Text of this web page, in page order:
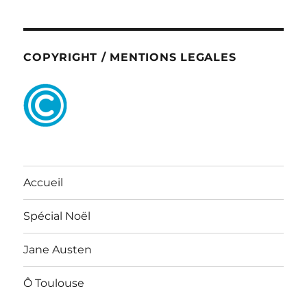
COPYRIGHT / MENTIONS LEGALES
Accueil
Spécial Noël
Jane Austen
Ô Toulouse